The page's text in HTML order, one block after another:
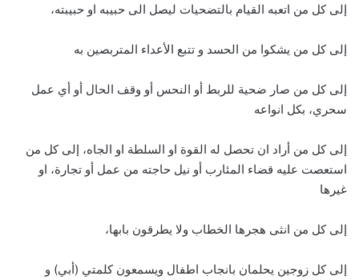
إلى كل من اتعبه القيام بالتضحيات ليصل الى حبيبه او حبيبته،
إلى كل من يشكوا من الحسد و تتبع الأعداء المتربصين به
إلى كل من صار ضحية للربط أو النحس أو وقف الحال أو أي عمل
سحري، بكل انواعه
إلى كل من أراد ان تحصل له القوة او السلطة او الجاه، إلى كل من
استعصت عليه قضاء المئارب أو نيل حاجته من عمل أو تجارة، او
غيرها
إلى كل من انثى هجرها الخطاب ولا يطرقون بابها،
إلى كل زوجين يحلمان بانجاب اطفال ويسمعون كلمتي (أبي) و